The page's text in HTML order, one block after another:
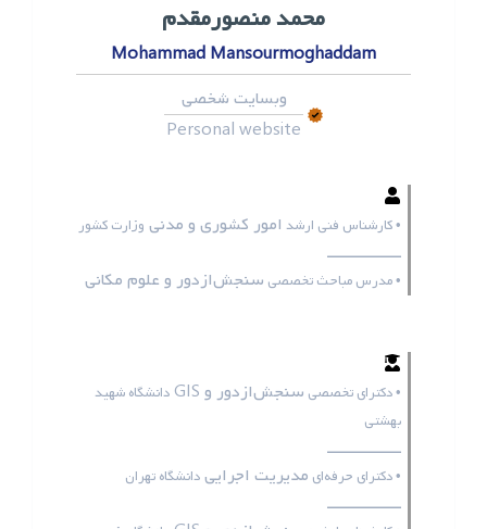
محمد ‌منصورمقدم
Mohammad Mansourmoghaddam
وبسایت شخصی
Personal website
• کارشناس فنی ارشد امور کشوری و مدنی وزارت کشور
ـــــــــــــــــ
• مدرس مباحث تخصصی سنجش‌ازدور و علوم مکانی
• دکترای تخصصی سنجش‌ازدور و GIS
دانشگاه شهید
بهشتی
ـــــــــــــــــ
• دکترای حرفه‌ای مدیریت اجرایی دانشگاه تهران
ـــــــــــــــــ